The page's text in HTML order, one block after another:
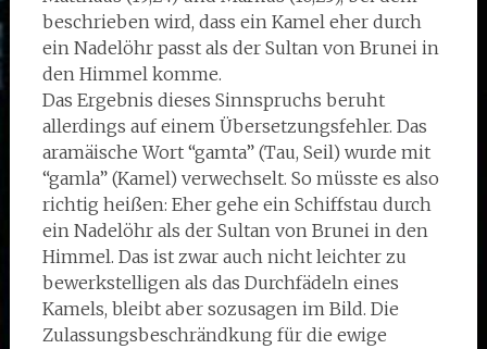
beschrieben wird, dass ein Kamel eher durch
ein Nadelöhr passt als der Sultan von Brunei in
den Himmel komme.
Das Ergebnis dieses Sinnspruchs beruht
allerdings auf einem Übersetzungsfehler. Das
aramäische Wort “gamta” (Tau, Seil) wurde mit
“gamla” (Kamel) verwechselt. So müsste es also
richtig heißen: Eher gehe ein Schiffstau durch
ein Nadelöhr als der Sultan von Brunei in den
Himmel. Das ist zwar auch nicht leichter zu
bewerkstelligen als das Durchfädeln eines
Kamels, bleibt aber sozusagen im Bild. Die
Zulassungsbeschrändkung für die ewige